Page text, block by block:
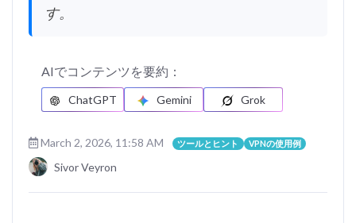
す。
AIでコンテンツを要約：
ChatGPT Gemini Grok
March 2, 2026, 11:58 AM ツールとヒント VPNの使用例
Sivor Veyron